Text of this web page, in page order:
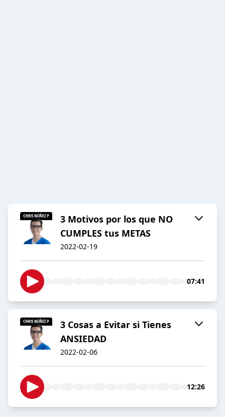
3 Motivos por los que NO
CUMPLES tus METAS
2022-02-19
07:41
3 Cosas a Evitar si Tienes
ANSIEDAD
2022-02-06
12:26